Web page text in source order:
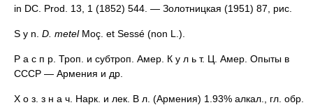
in DC. Prod. 13, 1 (1852) 544. — Золотницкая (1951) 87, рис.
S y n. D. metel Moç. et Sessé (non L.).
Р а с п р. Троп. и субтроп. Амер. К у л ь т. Ц. Амер. Опыты в
СССР — Армения и др.
Х о з. з н а ч. Нарк. и лек. В л. (Армения) 1.93% алкал., гл. обр.